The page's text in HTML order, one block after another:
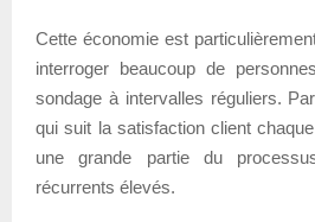
Cette économie est
interroger beaucoup de
sondage à intervalles réguliers.
qui suit la satisfaction client
une grande partie du
récurrents élevés.